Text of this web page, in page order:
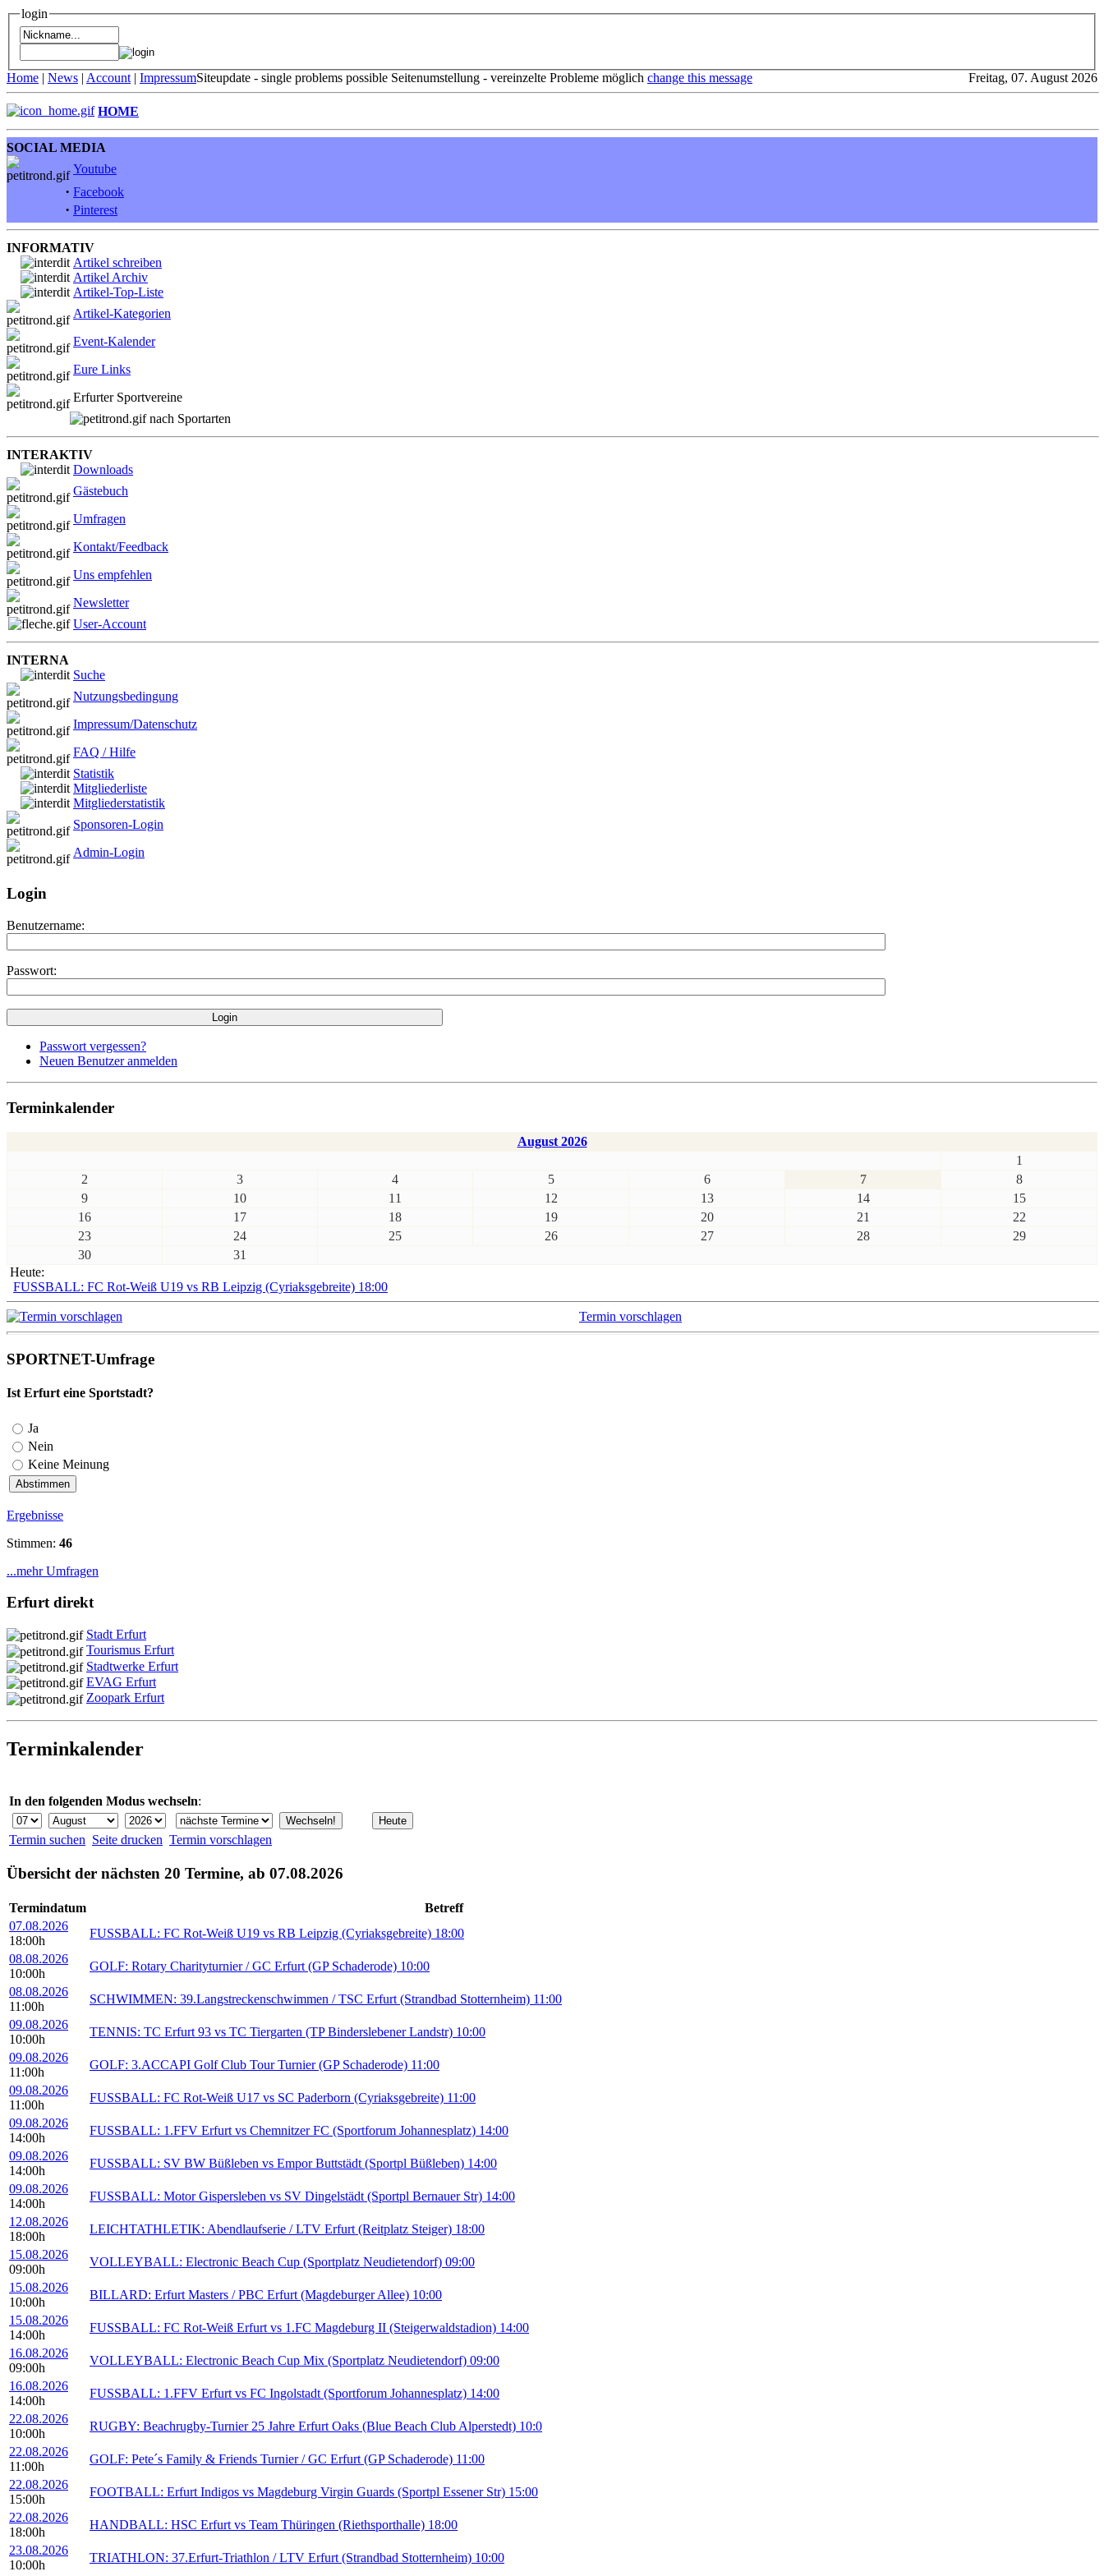
login
Home | News | Account | Impressum Freitag, 07. August 2026
Siteupdate - single problems possible Seitenumstellung - vereinzelte Probleme möglich change this message
HOME
SOCIAL MEDIA
Youtube
· Facebook
· Pinterest
INFORMATIV
Artikel schreiben
Artikel Archiv
Artikel-Top-Liste
Artikel-Kategorien
Event-Kalender
Eure Links
Erfurter Sportvereine
nach Sportarten
INTERAKTIV
Downloads
Gästebuch
Umfragen
Kontakt/Feedback
Uns empfehlen
Newsletter
User-Account
INTERNA
Suche
Nutzungsbedingung
Impressum/Datenschutz
FAQ / Hilfe
Statistik
Mitgliederliste
Mitgliederstatistik
Sponsoren-Login
Admin-Login
Login
Benutzername:
Passwort:
Passwort vergessen?
Neuen Benutzer anmelden
Terminkalender
August 2026
1
2
3 4 5 6 7
8
9
10 11 12 13 14
15
16
17 18 19 20 21
22
23
24 25 26 27 28
29
30
31
Heute:
FUSSBALL: FC Rot-Weiß U19 vs RB Leipzig (Cyriaksgebreite) 18:00
Termin vorschlagen
SPORTNET-Umfrage
Ist Erfurt eine Sportstadt?
Ja
Nein
Keine Meinung
Ergebnisse
Stimmen: 46
...mehr Umfragen
Erfurt direkt
Stadt Erfurt
Tourismus Erfurt
Stadtwerke Erfurt
EVAG Erfurt
Zoopark Erfurt
Terminkalender
In den folgenden Modus wechseln:
Termin suchen Seite drucken Termin vorschlagen
Übersicht der nächsten 20 Termine, ab 07.08.2026
Termindatum
Betreff
07.08.2026
18:00h
FUSSBALL: FC Rot-Weiß U19 vs RB Leipzig (Cyriaksgebreite) 18:00
08.08.2026
10:00h
GOLF: Rotary Charityturnier / GC Erfurt (GP Schaderode) 10:00
08.08.2026
11:00h
SCHWIMMEN: 39.Langstreckenschwimmen / TSC Erfurt (Strandbad Stotternheim) 11:00
09.08.2026
10:00h
TENNIS: TC Erfurt 93 vs TC Tiergarten (TP Binderslebener Landstr) 10:00
09.08.2026
11:00h
GOLF: 3.ACCAPI Golf Club Tour Turnier (GP Schaderode) 11:00
09.08.2026
11:00h
FUSSBALL: FC Rot-Weiß U17 vs SC Paderborn (Cyriaksgebreite) 11:00
09.08.2026
14:00h
FUSSBALL: 1.FFV Erfurt vs Chemnitzer FC (Sportforum Johannesplatz) 14:00
09.08.2026
14:00h
FUSSBALL: SV BW Büßleben vs Empor Buttstädt (Sportpl Büßleben) 14:00
09.08.2026
14:00h
FUSSBALL: Motor Gispersleben vs SV Dingelstädt (Sportpl Bernauer Str) 14:00
12.08.2026
18:00h
LEICHTATHLETIK: Abendlaufserie / LTV Erfurt (Reitplatz Steiger) 18:00
15.08.2026
09:00h
VOLLEYBALL: Electronic Beach Cup (Sportplatz Neudietendorf) 09:00
15.08.2026
10:00h
BILLARD: Erfurt Masters / PBC Erfurt (Magdeburger Allee) 10:00
15.08.2026
14:00h
FUSSBALL: FC Rot-Weiß Erfurt vs 1.FC Magdeburg II (Steigerwaldstadion) 14:00
16.08.2026
09:00h
VOLLEYBALL: Electronic Beach Cup Mix (Sportplatz Neudietendorf) 09:00
16.08.2026
14:00h
FUSSBALL: 1.FFV Erfurt vs FC Ingolstadt (Sportforum Johannesplatz) 14:00
22.08.2026
10:00h
RUGBY: Beachrugby-Turnier 25 Jahre Erfurt Oaks (Blue Beach Club Alperstedt) 10:0
22.08.2026
11:00h
GOLF: Pete´s Family & Friends Turnier / GC Erfurt (GP Schaderode) 11:00
22.08.2026
15:00h
FOOTBALL: Erfurt Indigos vs Magdeburg Virgin Guards (Sportpl Essener Str) 15:00
22.08.2026
18:00h
HANDBALL: HSC Erfurt vs Team Thüringen (Riethsporthalle) 18:00
23.08.2026
10:00h
TRIATHLON: 37.Erfurt-Triathlon / LTV Erfurt (Strandbad Stotternheim) 10:00